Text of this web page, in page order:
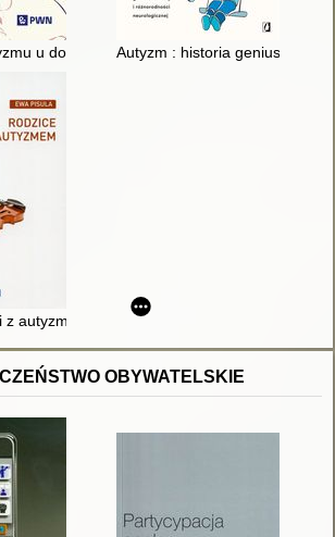
u dorosłych : model neuroafirmatywny
Autyzm : historia geniuszu
autyzmem
OBYWATELSKIE